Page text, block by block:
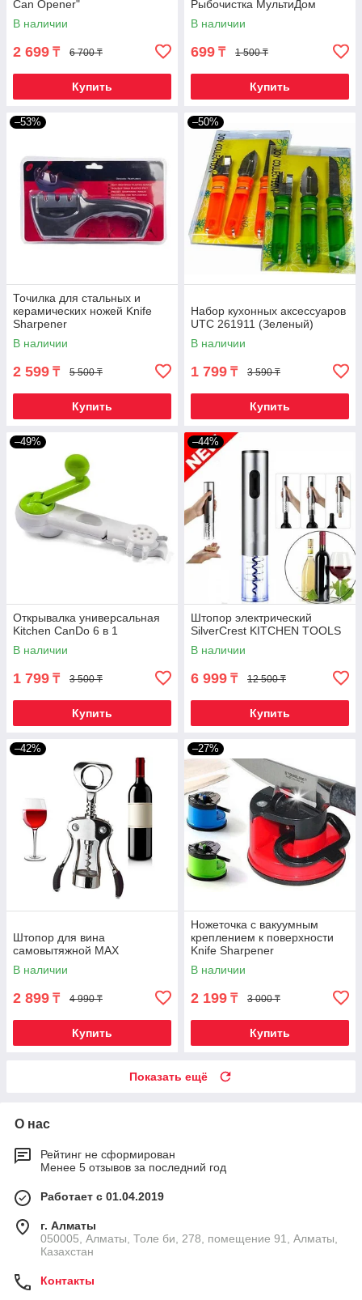
Can Opener"
В наличии
2 699 ₸ 6 700 ₸
Купить
Рыбочистка МультиДом
В наличии
699 ₸ 1 500 ₸
Купить
–53%
Точилка для стальных и
керамических ножей Knife
Sharpener
В наличии
2 599 ₸ 5 500 ₸
Купить
–50%
Набор кухонных аксессуаров
UTC 261911 (Зеленый)
В наличии
1 799 ₸ 3 590 ₸
Купить
–49%
Открывалка универсальная
Kitchen CanDo 6 в 1
В наличии
1 799 ₸ 3 500 ₸
Купить
–44%
Штопор электрический
SilverCrest KITCHEN TOOLS
В наличии
6 999 ₸ 12 500 ₸
Купить
–42%
Штопор для вина
самовытяжной MAX
В наличии
2 899 ₸ 4 990 ₸
Купить
–27%
Ножеточка с вакуумным
креплением к поверхности
Knife Sharpener
В наличии
2 199 ₸ 3 000 ₸
Купить
Показать ещё
О нас
Рейтинг не сформирован
Менее 5 отзывов за последний год
Работает с 01.04.2019
г. Алматы
050005, Алматы, Толе би, 278, помещение 91, Алматы,
Казахстан
Контакты